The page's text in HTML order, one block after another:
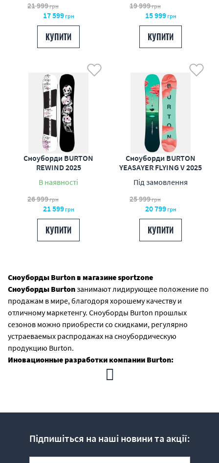
21 999грн
17 599грн
КУПИТИ
19 999грн
15 999грн
КУПИТИ
Сноуборди BURTON
REWIND 2025
В наявності
26 999грн
21 599грн
КУПИТИ
Сноуборди BURTON
YEASAYER FLYING V 2025
Під замовлення
25 999грн
20 799грн
КУПИТИ
Сноуборды Burton в магазине sportzone
Сноуборды Burtonзанимают лидирующее положение по
продажам в мире, благодоря хорошему качеству и
отличному маркетенгу. Cноуборды Burton прошлых
сезонов можно приобрести со скидками, регулярно
устраеваемых распродажах на сноубордическую
продукцию Burton.
Иновационные разработки компании Burton:
- Новая концепция производства
сноубордов, разработанная инженерами в результате 29-
тестирования сноубордов, которая позволяет в заводских
Підпишіться на наші новини та акції: